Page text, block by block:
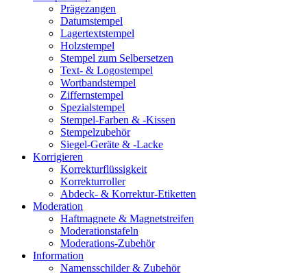
Prägezangen
Datumstempel
Lagertextstempel
Holzstempel
Stempel zum Selbersetzen
Text- & Logostempel
Wortbandstempel
Ziffernstempel
Spezialstempel
Stempel-Farben & -Kissen
Stempelzubehör
Siegel-Geräte & -Lacke
Korrigieren
Korrekturflüssigkeit
Korrekturroller
Abdeck- & Korrektur-Etiketten
Moderation
Haftmagnete & Magnetstreifen
Moderationstafeln
Moderations-Zubehör
Information
Namensschilder & Zubehör